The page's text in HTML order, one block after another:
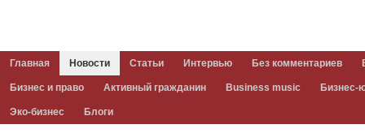
Главная Новости Статьи Интервью Без комментариев
Бизнес и право Активный гражданин Business music Бизнес-
Эко-бизнес Блоги